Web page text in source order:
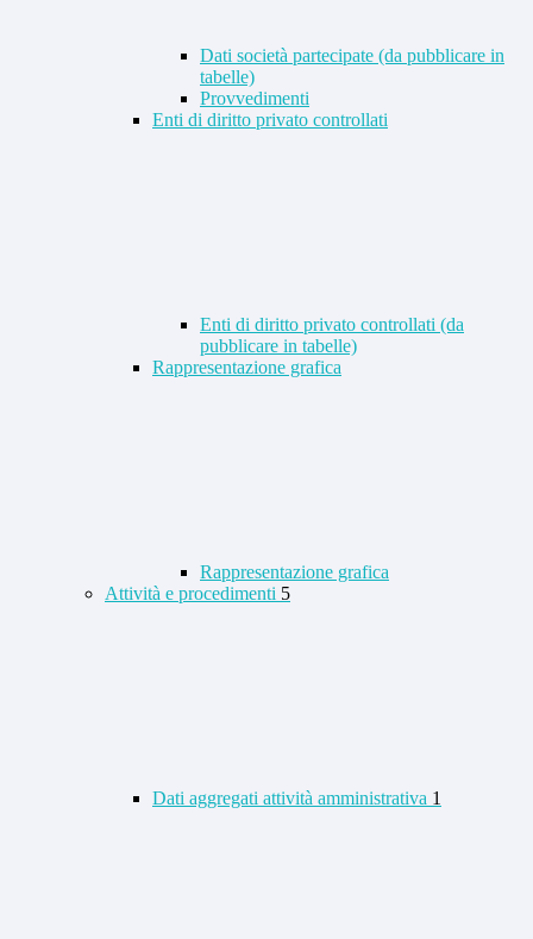
Dati società partecipate (da pubblicare in
tabelle)
Provvedimenti
Enti di diritto privato controllati
Enti di diritto privato controllati (da
pubblicare in tabelle)
Rappresentazione grafica
Rappresentazione grafica
Attività e procedimenti 5
Dati aggregati attività amministrativa 1